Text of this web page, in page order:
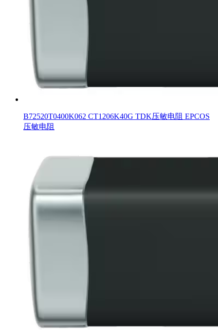
B72520T0400K062 CT1206K40G TDK压敏电阻 EPCOS
压敏电阻